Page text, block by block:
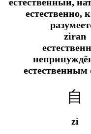
естественно,
zìran
естественным
自
zì